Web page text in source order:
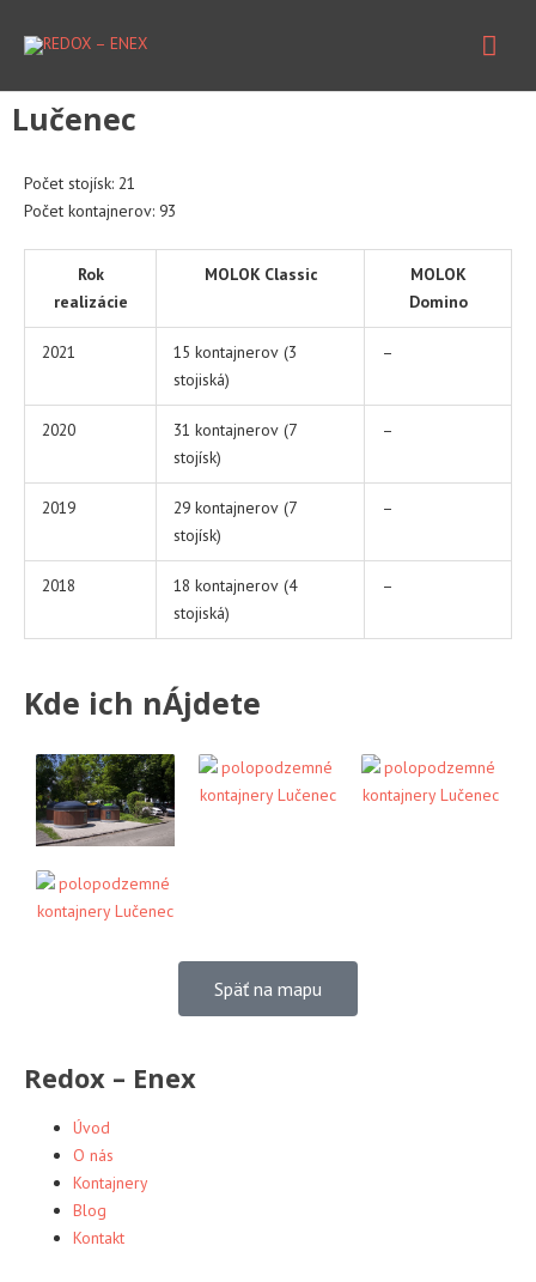
Lučenec
Počet stojísk: 21
Počet kontajnerov: 93
Rok
realizácie
MOLOK Classic
MOLOK
Domino
2021
15 kontajnerov (3
stojiská)
–
2020
31 kontajnerov (7
stojísk)
–
2019
29 kontajnerov (7
stojísk)
–
2018
18 kontajnerov (4
stojiská)
–
Kde ich nÁjdete
Späť na mapu
Redox – Enex
Úvod
O nás
Kontajnery
Blog
Kontakt